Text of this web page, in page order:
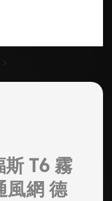
T6 霧
風網 德